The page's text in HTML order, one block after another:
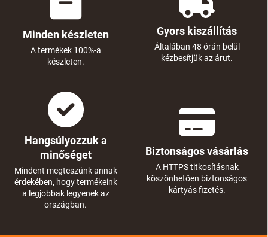
Minden készleten
A termékek 100%-a
készleten.
Gyors kiszállítás
Általában 48 órán belül
kézbesítjük az árut.
Hangsúlyozzuk a
minőséget
Mindent megteszünk annak
érdekében, hogy termékeink
a legjobbak legyenek az
országban.
Biztonságos vásárlás
A HTTPS titkosításnak
köszönhetően biztonságos
kártyás fizetés.